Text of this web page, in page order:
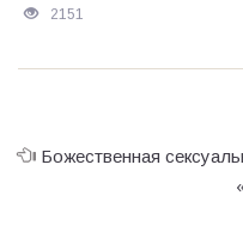
2151
Божественная